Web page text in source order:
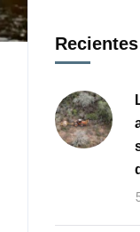
Recientes